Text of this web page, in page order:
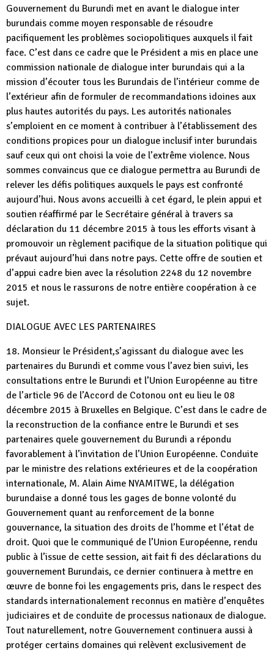
Gouvernement du Burundi met en avant le dialogue inter
burundais comme moyen responsable de résoudre
pacifiquement les problèmes sociopolitiques auxquels il fait
face. C’est dans ce cadre que le Président a mis en place une
commission nationale de dialogue inter burundais qui a la
mission d’écouter tous les Burundais de l’intérieur comme de
l’extérieur afin de formuler de recommandations idoines aux
plus hautes autorités du pays. Les autorités nationales
s’emploient en ce moment à contribuer à l’établissement des
conditions propices pour un dialogue inclusif inter burundais
sauf ceux qui ont choisi la voie de l’extrême violence. Nous
sommes convaincus que ce dialogue permettra au Burundi de
relever les défis politiques auxquels le pays est confronté
aujourd’hui. Nous avons accueilli à cet égard, le plein appui et
soutien réaffirmé par le Secrétaire général à travers sa
déclaration du 11 décembre 2015 à tous les efforts visant à
promouvoir un règlement pacifique de la situation politique qui
prévaut aujourd’hui dans notre pays. Cette offre de soutien et
d’appui cadre bien avec la résolution 2248 du 12 novembre
2015 et nous le rassurons de notre entière coopération à ce
sujet.
DIALOGUE AVEC LES PARTENAIRES
18. Monsieur le Président,s’agissant du dialogue avec les
partenaires du Burundi et comme vous l’avez bien suivi, les
consultations entre le Burundi et l’Union Européenne au titre
de l’article 96 de l’Accord de Cotonou ont eu lieu le 08
décembre 2015 à Bruxelles en Belgique. C’est dans le cadre de
la reconstruction de la confiance entre le Burundi et ses
partenaires quele gouvernement du Burundi a répondu
favorablement à l’invitation de l’Union Européenne. Conduite
par le ministre des relations extérieures et de la coopération
internationale, M. Alain Aime NYAMITWE, la délégation
burundaise a donné tous les gages de bonne volonté du
Gouvernement quant au renforcement de la bonne
gouvernance, la situation des droits de l’homme et l’état de
droit. Quoi que le communiqué de l’Union Européenne, rendu
public à l’issue de cette session, ait fait fi des déclarations du
gouvernement Burundais, ce dernier continuera à mettre en
œuvre de bonne foi les engagements pris, dans le respect des
standards internationalement reconnus en matière d’enquêtes
judiciaires et de conduite de processus nationaux de dialogue.
Tout naturellement, notre Gouvernement continuera aussi à
protéger certains domaines qui relèvent exclusivement de